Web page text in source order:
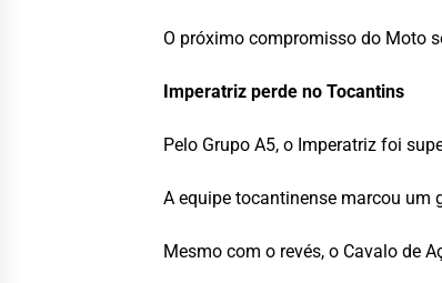
O próximo compromisso do Moto
Imperatriz perde no Tocantins
Pelo Grupo A5, o Imperatriz foi
A equipe tocantinense marcou um
Mesmo com o revés, o Cavalo de